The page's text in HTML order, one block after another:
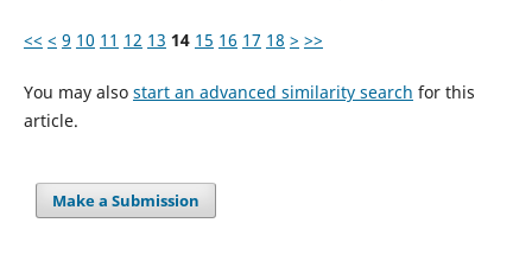
<< < 9 10 11 12 13 14 15 16 17 18 > >>
You may also start an advanced similarity search for this
article.
Make a Submission